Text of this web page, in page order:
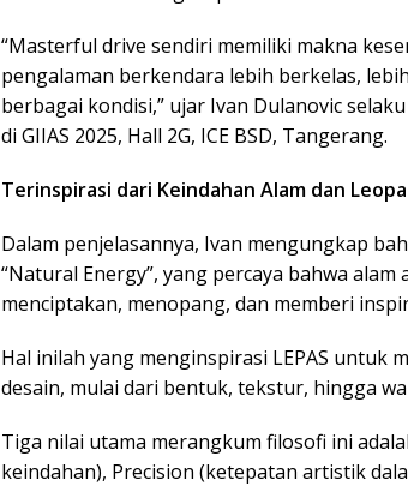
“Masterful drive sendiri memiliki makna
pengalaman berkendara lebih berkelas,
berbagai kondisi,” ujar Ivan Dulanovic
di GIIAS 2025, Hall 2G, ICE BSD, Tangerang.
Terinspirasi dari Keindahan Alam dan
Dalam penjelasannya, Ivan mengungkap
“Natural Energy”, yang percaya bahwa
menciptakan, menopang, dan memberi
Hal inilah yang menginspirasi LEPAS untuk
desain, mulai dari bentuk, tekstur, hingga
Tiga nilai utama merangkum filosofi ini
keindahan), Precision (ketepatan artistik